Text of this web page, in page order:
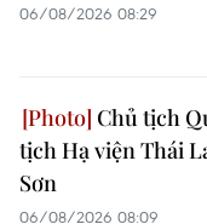
06/08/2026 08:29
Chủ tịch
tịch Hạ viện Thái
Sơn
06/08/2026 08:09